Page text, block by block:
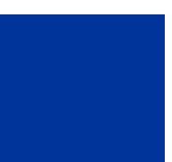
глухих